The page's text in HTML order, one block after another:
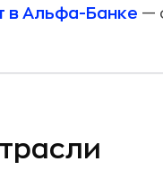
в Альфа-Банке —